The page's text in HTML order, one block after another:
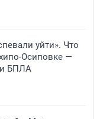
уйти». Что
Осиповке —
БПЛА